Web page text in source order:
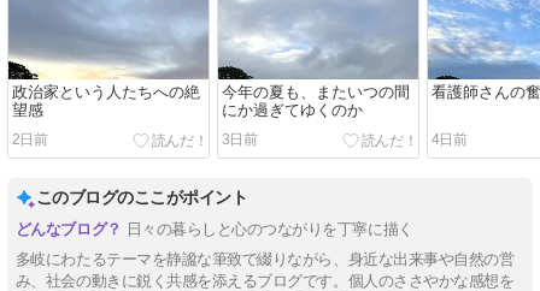
政治家という人たちへの絶
望感
2日前
今年の夏も、またいつの間
にか過ぎてゆくのか
3日前
看護師さんの
4日前
このブログのここがポイント
日々の暮らしと心のつながりを丁寧に描く
多岐にわたるテーマを静謐な筆致で綴りながら、身近な出来事や自然の営
み、社会の動きに鋭く共感を添えるブログです。個人のささやかな感想を